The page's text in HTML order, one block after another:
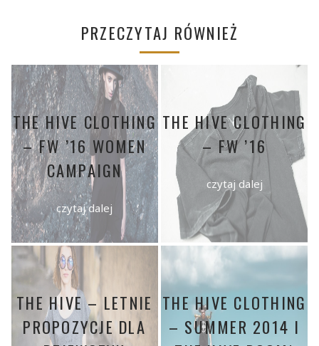
PRZECZYTAJ RÓWNIEŻ
THE HIVE CLOTHING
– FW ’16 WOMEN
CAMPAIGN
czytaj dalej
THE HIVE CLOTHING
– FW ’16
czytaj dalej
THE HIVE – LETNIE
PROPOZYCJE DLA
THE HIVE CLOTHING
– SUMMER 2014 I